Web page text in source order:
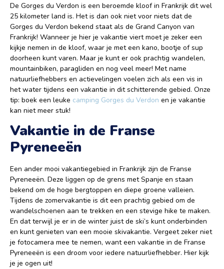
De Gorges du Verdon is een beroemde kloof in Frankrijk dit wel
25 kilometer land is. Het is dan ook niet voor niets dat de
Gorges du Verdon bekend staat als de Grand Canyon van
Frankrijk! Wanneer je hier je vakantie viert moet je zeker een
kijkje nemen in de kloof, waar je met een kano, bootje of sup
doorheen kunt varen. Maar je kunt er ook prachtig wandelen,
mountainbiken, paragliden en nog veel meer! Met name
natuurliefhebbers en actievelingen voelen zich als een vis in
het water tijdens een vakantie in dit schitterende gebied. Onze
tip: boek een leuke camping Gorges du Verdon en je vakantie
kan niet meer stuk!
Vakantie in de Franse
Pyreneeën
Een ander mooi vakantiegebied in Frankrijk zijn de Franse
Pyreneeën. Deze liggen op de grens met Spanje en staan
bekend om de hoge bergtoppen en diepe groene valleien.
Tijdens de zomervakantie is dit een prachtig gebied om de
wandelschoenen aan te trekken en een stevige hike te maken.
En dat terwijl je er in de winter juist de ski’s kunt onderbinden
en kunt genieten van een mooie skivakantie. Vergeet zeker niet
je fotocamera mee te nemen, want een vakantie in de Franse
Pyreneeën is een droom voor iedere natuurliefhebber. Hier kijk
je je ogen uit!